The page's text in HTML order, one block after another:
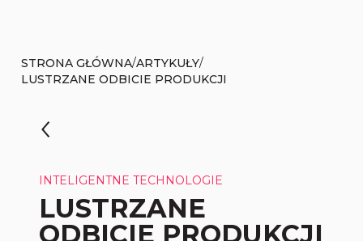
STRONA GŁÓWNA/ARTYKUŁY/
LUSTRZANE ODBICIE PRODUKCJI
INTELIGENTNE TECHNOLOGIE
LUSTRZANE
ODBICIE PRODUKCJI